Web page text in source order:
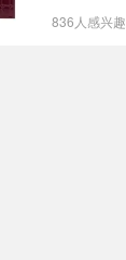
836人感兴趣